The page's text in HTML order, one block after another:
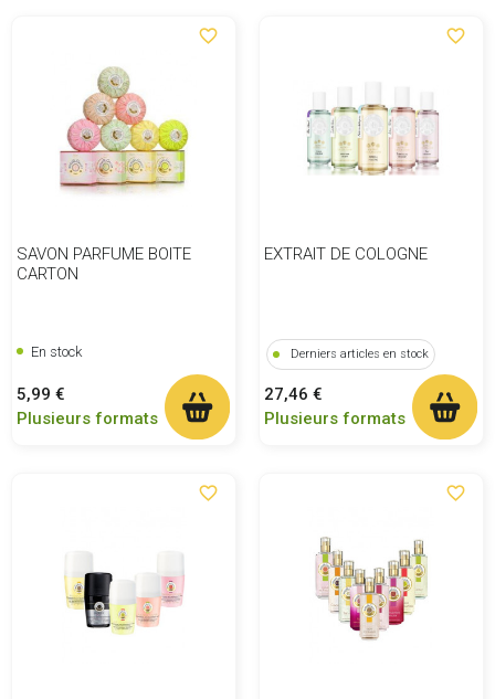
favorite_border
SAVON PARFUME BOITE
CARTON
En stock
Prix
5,99 €
Plusieurs formats
favorite_border
EXTRAIT DE COLOGNE
Derniers articles en stock
Prix
27,46 €
Plusieurs formats
favorite_border favorite_border